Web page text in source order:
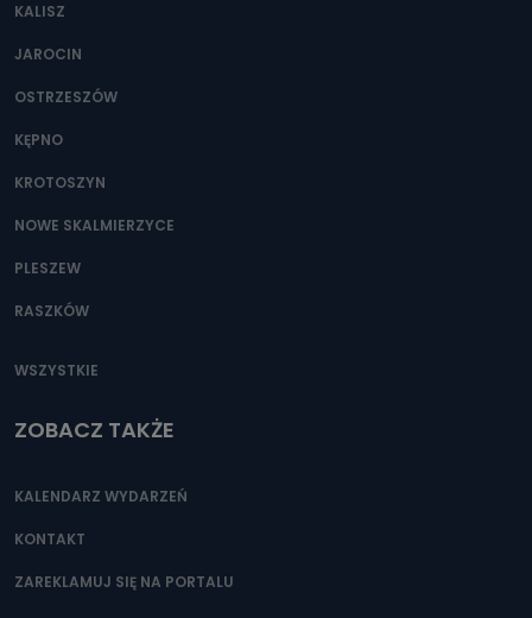
KALISZ
JAROCIN
OSTRZESZÓW
KĘPNO
KROTOSZYN
NOWE SKALMIERZYCE
PLESZEW
RASZKÓW
WSZYSTKIE
ZOBACZ TAKŻE
KALENDARZ WYDARZEŃ
KONTAKT
ZAREKLAMUJ SIĘ NA PORTALU